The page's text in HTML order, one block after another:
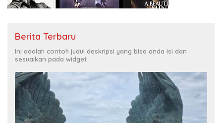
Berita Terbaru
Ini adalah contoh judul deskripsi yang bisa anda isi dan
sesuaikan pada widget